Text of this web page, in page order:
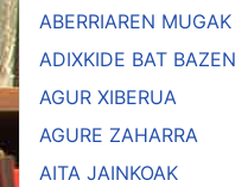
ABERRIAREN MUGAK
ADIXKIDE BAT BAZEN
AGUR XIBERUA
AGURE ZAHARRA
AITA JAINKOAK